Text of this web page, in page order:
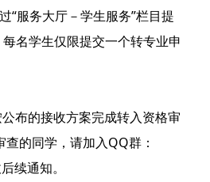
“服务大厅－学生服务”栏目提
名学生仅限提交一个转专业申
布的接收方案完成转入资格审
的同学，请加入QQ群：
续通知。